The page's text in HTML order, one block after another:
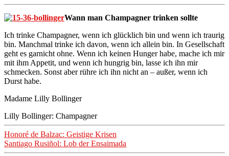
Wann man Champagner trinken sollte
Ich trinke Champagner, wenn ich glücklich bin und wenn ich traurig
bin. Manchmal trinke ich davon, wenn ich allein bin. In Gesellschaft
geht es garnicht ohne. Wenn ich keinen Hunger habe, mache ich mir
mit ihm Appetit, und wenn ich hungrig bin, lasse ich ihn mir
schmecken. Sonst aber rühre ich ihn nicht an – außer, wenn ich
Durst habe.
Madame Lilly Bollinger
Lilly Bollinger: Champagner
Beitragsnavigation
Honoré de Balzac: Geistige Krisen
Santiago Rusiñol: Lob der Ensaimada